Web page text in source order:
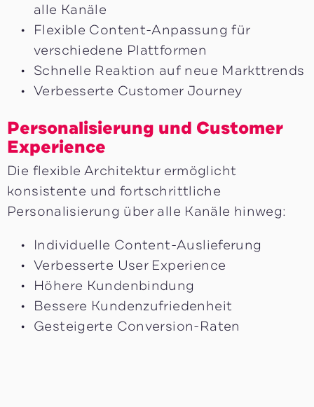
alle Kanäle
Flexible Content-Anpassung für
verschiedene Plattformen
Schnelle Reaktion auf neue Markttrends
Verbesserte Customer Journey
Personalisierung und Customer
Experience
Die flexible Architektur ermöglicht
konsistente und fortschrittliche
Personalisierung über alle Kanäle hinweg:
Individuelle Content-Auslieferung
Verbesserte User Experience
Höhere Kundenbindung
Bessere Kundenzufriedenheit
Gesteigerte Conversion-Raten